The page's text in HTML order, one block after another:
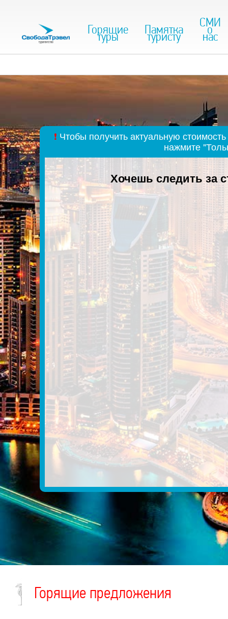
Горящие
туры Памятка
туристу
СМИ
о
нас
❗ Чтобы получить актуальную
нажмите
Хочешь следить за
Горящие предложения